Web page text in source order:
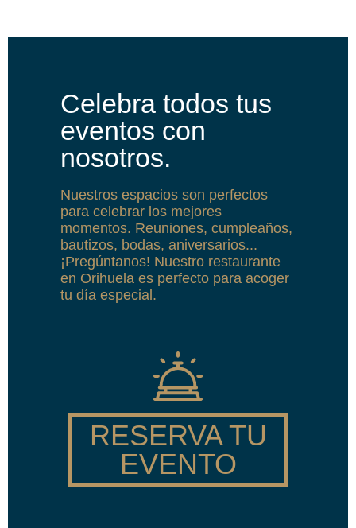
Celebra todos tus
eventos con
nosotros.
Nuestros espacios son perfectos
para celebrar los mejores
momentos. Reuniones, cumpleaños,
bautizos, bodas, aniversarios...
¡Pregúntanos! Nuestro restaurante
en Orihuela es perfecto para acoger
tu día especial.
RESERVA TU
EVENTO